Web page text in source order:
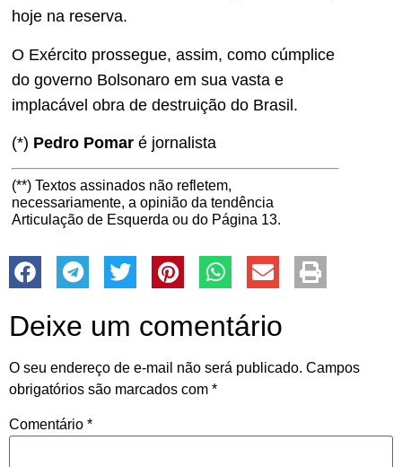
hoje na reserva.
O Exército prossegue, assim, como cúmplice
do governo Bolsonaro em sua vasta e
implacável obra de destruição do Brasil.
(*) Pedro Pomar é jornalista
(**) Textos assinados não refletem,
necessariamente, a opinião da tendência
Articulação de Esquerda ou do Página 13.
Deixe um comentário
O seu endereço de e-mail não será publicado. Campos
obrigatórios são marcados com *
Comentário *